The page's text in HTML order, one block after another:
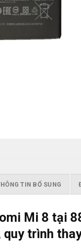
TIN BỔ SUNG
Mi 8 tại
trình